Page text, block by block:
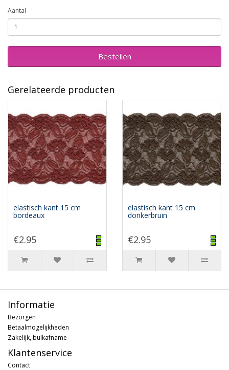
Aantal
Bestellen
Gerelateerde producten
elastisch kant 15 cm
bordeaux
€2.95
elastisch kant 15 cm
donkerbruin
€2.95
Informatie
Bezorgen
Betaalmogelijkheden
Zakelijk, bulkafname
Klantenservice
Contact